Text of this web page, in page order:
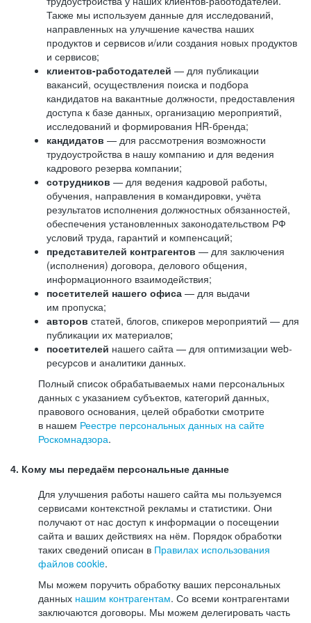
Также мы используем данные для исследований,
направленных на улучшение качества наших
продуктов и сервисов и/или создания новых продуктов
и сервисов;
клиентов-работодателей — для публикации
вакансий, осуществления поиска и подбора
кандидатов на вакантные должности, предоставления
доступа к базе данных, организацию мероприятий,
исследований и формирования HR-бренда;
кандидатов — для рассмотрения возможности
трудоустройства в нашу компанию и для ведения
кадрового резерва компании;
сотрудников — для ведения кадровой работы,
обучения, направления в командировки, учёта
результатов исполнения должностных обязанностей,
обеспечения установленных законодательством РФ
условий труда, гарантий и компенсаций;
представителей контрагентов — для заключения
(исполнения) договора, делового общения,
информационного взаимодействия;
посетителей нашего офиса — для выдачи
им пропуска;
авторов статей, блогов, спикеров мероприятий — для
публикации их материалов;
посетителей нашего сайта — для оптимизации web-
ресурсов и аналитики данных.
Полный список обрабатываемых нами персональных
данных с указанием субъектов, категорий данных,
правового основания, целей обработки смотрите
в нашем Реестре персональных данных на сайте
Роскомнадзора.
4. Кому мы передаём персональные данные
Для улучшения работы нашего сайта мы пользуемся
сервисами контекстной рекламы и статистики. Они
получают от нас доступ к информации о посещении
сайта и ваших действиях на нём. Порядок обработки
таких сведений описан в Правилах использования
файлов cookie.
Мы можем поручить обработку ваших персональных
данных нашим контрагентам. Со всеми контрагентами
заключаются договоры. Мы можем делегировать часть